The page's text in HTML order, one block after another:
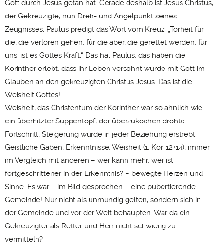
Gott durch Jesus getan hat. Gerade deshalb ist Jesus Christus,
der Gekreuzigte, nun Dreh- und Angelpunkt seines
Zeugnisses. Paulus predigt das Wort vom Kreuz: „Torheit für
die, die verloren gehen, für die aber, die gerettet werden, für
uns, ist es Gottes Kraft.“ Das hat Paulus, das haben die
Korinther erlebt, dass ihr Leben versöhnt wurde mit Gott im
Glauben an den gekreuzigten Christus Jesus. Das ist die
Weisheit Gottes!
Weisheit, das Christentum der Korinther war so ähnlich wie
ein überhitzter Suppentopf, der überzukochen drohte.
Fortschritt, Steigerung wurde in jeder Beziehung erstrebt.
Geistliche Gaben, Erkenntnisse, Weisheit (1. Kor. 12+14), immer
im Vergleich mit anderen – wer kann mehr, wer ist
fortgeschrittener in der Erkenntnis? – bewegte Herzen und
Sinne. Es war – im Bild gesprochen – eine pubertierende
Gemeinde! Nur nicht als unmündig gelten, sondern sich in
der Gemeinde und vor der Welt behaupten. War da ein
Gekreuzigter als Retter und Herr nicht schwierig zu
vermitteln?